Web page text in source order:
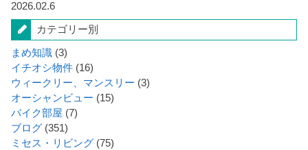
2026.02.6
カテゴリー別
まめ知識 (3)
イチオシ物件 (16)
ウィークリー、マンスリー (3)
オーシャンビュー (15)
バイク部屋 (7)
ブログ (351)
ミセス・リビング (75)